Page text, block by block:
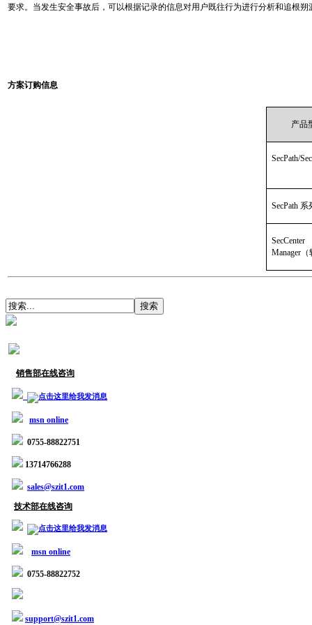
要求。当发生安全事故后，可以根据记录的信息对用户既往行为进行分析和追根
方案订购信息
产品
SecPath/
SecPath
Manager
销售部在线咨询
msn online
0755-88822751
13714766288
sales@szit1.com
技术部在线咨询
msn online
0755-88822752
support@szit1.com